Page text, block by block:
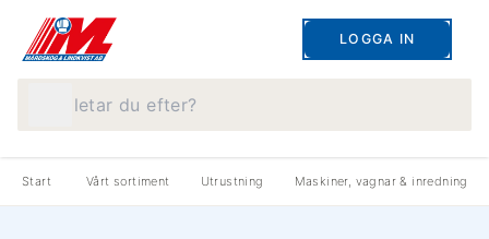
LOGGA IN
Start Vårt sortiment Utrustning Maskiner, vagnar & inredning